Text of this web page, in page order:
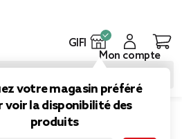
GIFI
votre magasin préféré
voir la disponibilité des
produits
Mon compte